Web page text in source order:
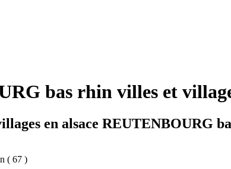
bas rhin villes et
en alsace REUTENBOURG
( 67 )